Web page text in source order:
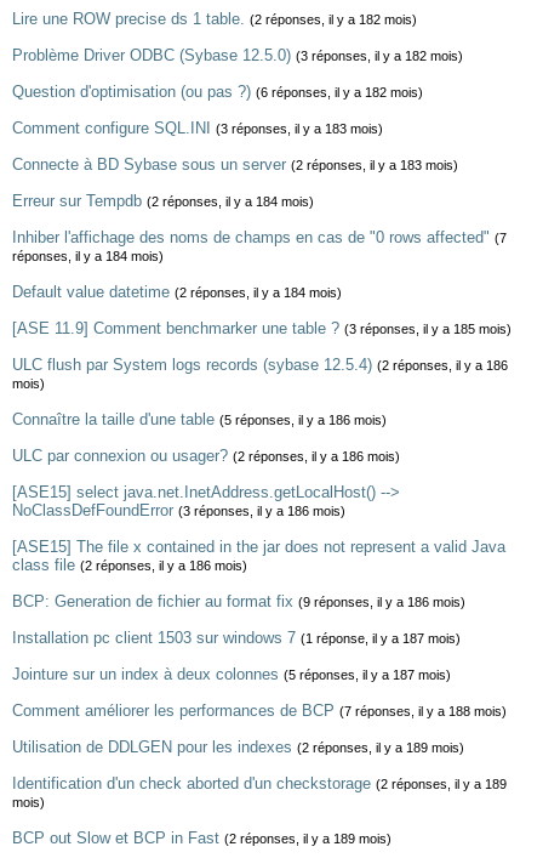
Lire une ROW precise ds 1 table. (2 réponses, il y a 182 mois)
Problème Driver ODBC (Sybase 12.5.0) (3 réponses, il y a 182 mois)
Question d'optimisation (ou pas ?) (6 réponses, il y a 182 mois)
Comment configure SQL.INI (3 réponses, il y a 183 mois)
Connecte à BD Sybase sous un server (2 réponses, il y a 183 mois)
Erreur sur Tempdb (2 réponses, il y a 184 mois)
Inhiber l'affichage des noms de champs en cas de "0 rows affected" (7
réponses, il y a 184 mois)
Default value datetime (2 réponses, il y a 184 mois)
[ASE 11.9] Comment benchmarker une table ? (3 réponses, il y a 185 mois)
ULC flush par System logs records (sybase 12.5.4) (2 réponses, il y a 186
mois)
Connaître la taille d'une table (5 réponses, il y a 186 mois)
ULC par connexion ou usager? (2 réponses, il y a 186 mois)
[ASE15] select java.net.InetAddress.getLocalHost() -->
NoClassDefFoundError (3 réponses, il y a 186 mois)
[ASE15] The file x contained in the jar does not represent a valid Java
class file (2 réponses, il y a 186 mois)
BCP: Generation de fichier au format fix (9 réponses, il y a 186 mois)
Installation pc client 1503 sur windows 7 (1 réponse, il y a 187 mois)
Jointure sur un index à deux colonnes (5 réponses, il y a 187 mois)
Comment améliorer les performances de BCP (7 réponses, il y a 188 mois)
Utilisation de DDLGEN pour les indexes (2 réponses, il y a 189 mois)
Identification d'un check aborted d'un checkstorage (2 réponses, il y a 189
mois)
BCP out Slow et BCP in Fast (2 réponses, il y a 189 mois)